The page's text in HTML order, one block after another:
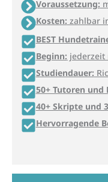
Voraussetzung:
Kosten: zahlbar
BEST
Beginn: jederzeit
Studiendauer:
50+ Tutoren und
40+ Skripte und
Hervorragende